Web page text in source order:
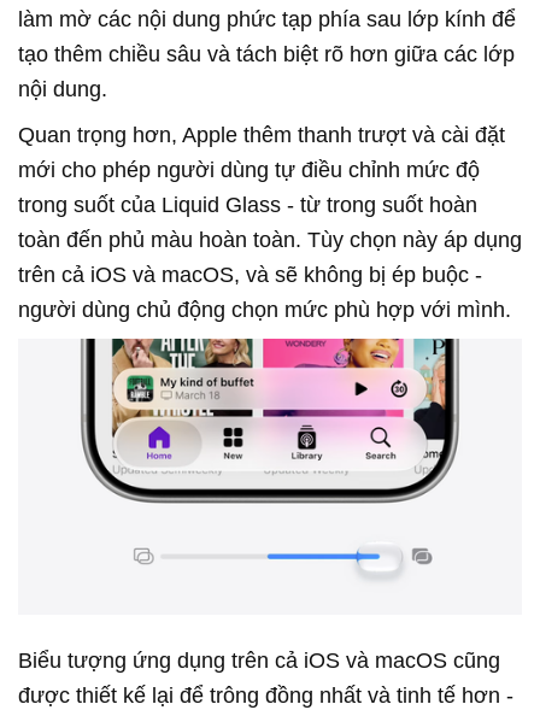
làm mờ các nội dung phức tạp phía sau lớp kính để
tạo thêm chiều sâu và tách biệt rõ hơn giữa các lớp
nội dung.
Quan trọng hơn, Apple thêm thanh trượt và cài đặt
mới cho phép người dùng tự điều chỉnh mức độ
trong suốt của Liquid Glass - từ trong suốt hoàn
toàn đến phủ màu hoàn toàn. Tùy chọn này áp dụng
trên cả iOS và macOS, và sẽ không bị ép buộc -
người dùng chủ động chọn mức phù hợp với mình.
Biểu tượng ứng dụng trên cả iOS và macOS cũng
được thiết kế lại để trông đồng nhất và tinh tế hơn -